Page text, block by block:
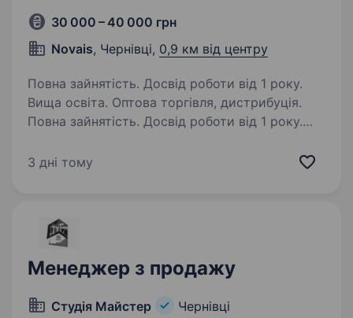
30 000 – 40 000 грн
Novais, Чернівці, 0,9 км від центру
Повна зайнятість. Досвід роботи від 1 року.
Вища освіта. Оптова торгівля, дистрибуція.
Повна зайнятість. Досвід роботи від 1 року.
Відповідальність. Стресостійкість. Ведення
3 дні тому
Менеджер з продажу
Студія Майстер Чернівці